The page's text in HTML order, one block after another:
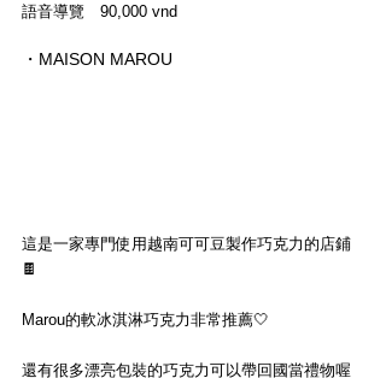
語音導覽　90,000 vnd
・MAISON MAROU
這是一家專門使用越南可可豆製作巧克力的店鋪
🍫
Marou的軟冰淇淋巧克力非常推薦🤍
還有很多漂亮包裝的巧克力可以帶回國當禮物喔